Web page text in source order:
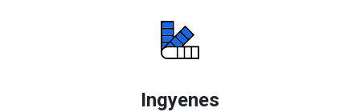
Ingyenes